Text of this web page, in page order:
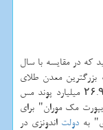
در سال ۲۰۱۷ به ۸۰۰ تن رسید كه در مقایسه با سال
بزرگترین معدن طلای
اندونزی بوده و ۲۵.۸ میلیون اونس طلا و همینطور ۲۶.۹ میلیارد پوند مس
مك موران" برای
دولت اندونزی در